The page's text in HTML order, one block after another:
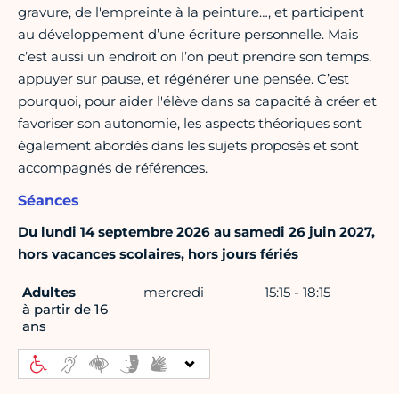
gravure, de l'empreinte à la peinture…, et participent
au développement d’une écriture personnelle. Mais
c’est aussi un endroit on l’on peut prendre son temps,
appuyer sur pause, et régénérer une pensée. C’est
pourquoi, pour aider l'élève dans sa capacité à créer et
favoriser son autonomie, les aspects théoriques sont
également abordés dans les sujets proposés et sont
accompagnés de références.
Séances
Du lundi 14 septembre 2026 au samedi 26 juin 2027,
hors vacances scolaires, hors jours fériés
Adultes
à partir de 16
ans
mercredi 15:15 - 18:15